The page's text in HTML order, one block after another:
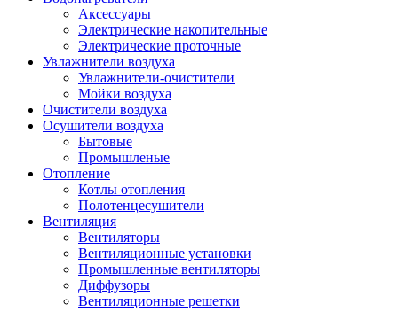
Аксессуары
Электрические накопительные
Электрические проточные
Увлажнители воздуха
Увлажнители-очистители
Мойки воздуха
Очистители воздуха
Осушители воздуха
Бытовые
Промышленые
Отопление
Котлы отопления
Полотенцесушители
Вентиляция
Вентиляторы
Вентиляционные установки
Промышленные вентиляторы
Диффузоры
Вентиляционные решетки